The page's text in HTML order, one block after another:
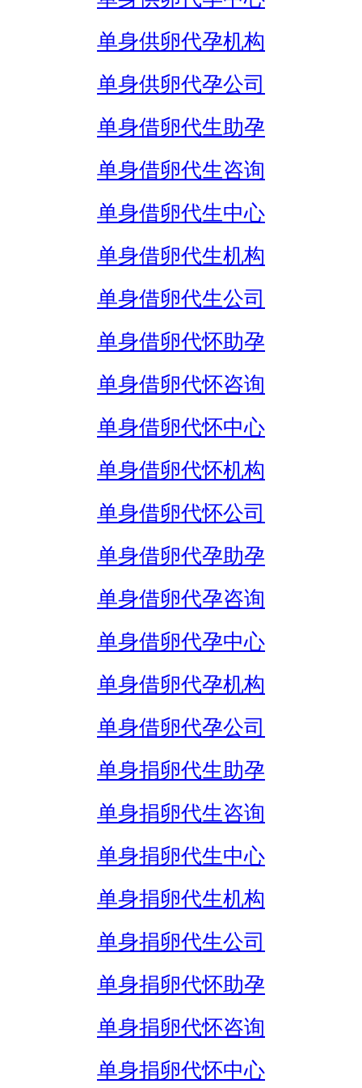
单身供卵代孕机构
单身供卵代孕公司
单身借卵代生助孕
单身借卵代生咨询
单身借卵代生中心
单身借卵代生机构
单身借卵代生公司
单身借卵代怀助孕
单身借卵代怀咨询
单身借卵代怀中心
单身借卵代怀机构
单身借卵代怀公司
单身借卵代孕助孕
单身借卵代孕咨询
单身借卵代孕中心
单身借卵代孕机构
单身借卵代孕公司
单身捐卵代生助孕
单身捐卵代生咨询
单身捐卵代生中心
单身捐卵代生机构
单身捐卵代生公司
单身捐卵代怀助孕
单身捐卵代怀咨询
单身捐卵代怀中心